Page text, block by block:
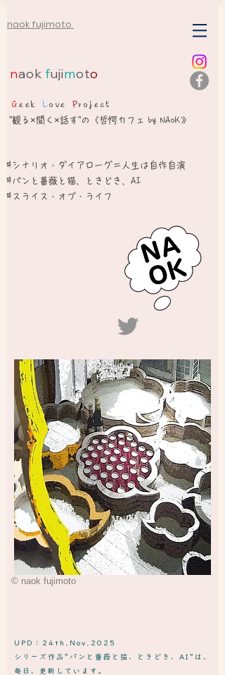
naok fujimoto
naokfujimoto
Geek Love Project
”観る×聞く×話す”の《哲愕カフェ by NAoK》
#シナリオ・ダイアローグ＝人生は自作自演​
​#パンと薔薇と猫、ときどき、AI
#スライス・オブ・ライフ
© naok fujimoto
UPD：24th.Nov.2025
​シリーズ作品”パンと薔薇と猫、ときどき、AI”は、
毎日、更新しています。